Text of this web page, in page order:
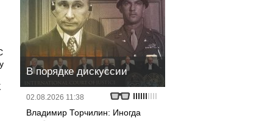
В порядке дискуссии
02.08.2026 11:38
Владимир Торчилин: Иногда